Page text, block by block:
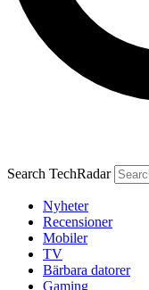
Search TechRadar
Nyheter
Recensioner
Mobiler
TV
Bärbara datorer
Gaming